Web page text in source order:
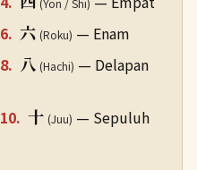
(Yon / Shi)
6. 六 (Roku) — Enam
8. 八 (Hachi) — Delapan
10. 十 (Juu) — Sepuluh